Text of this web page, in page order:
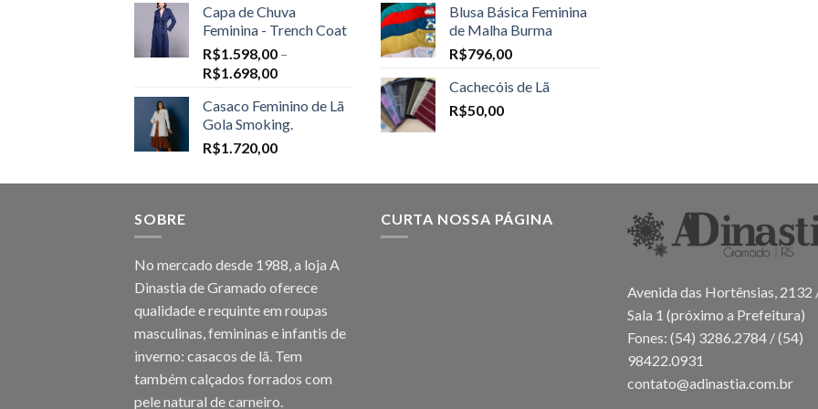
Capa de Chuva
Feminina - Trench Coat
R$1.598,00 –
R$1.698,00Price
R$1.598,00
through
R$1.698,00
Casaco Feminino de Lã
Gola Smoking.
R$1.720,00
Blusa Básica Feminina
de Malha Burma
R$796,00
Cachecóis de Lã
R$50,00
SOBRE
No mercado desde 1988, a loja A
Dinastia de Gramado oferece
qualidade e requinte em roupas
masculinas, femininas e infantis de
inverno: casacos de lã. Tem
também calçados forrados com
pele natural de carneiro.
CURTA NOSSA PÁGINA
Avenida das Hortênsias, 2132
Sala 1 (próximo a Prefeitura)
Fones: (54) 3286.2784 / (54)
98422.0931
contato@adinastia.com.br